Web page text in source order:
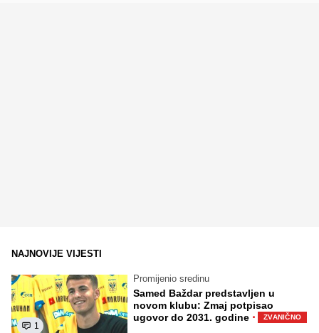
NAJNOVIJE VIJESTI
1
Promijenio sredinu
Samed Baždar predstavljen u
novom klubu: Zmaj potpisao
ugovor do 2031. godine · ZVANIČNO